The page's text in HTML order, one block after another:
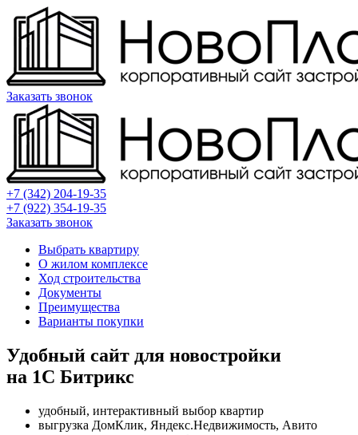
Заказать звонок
+7 (342) 204-19-35
+7 (922) 354-19-35
Заказать звонок
Выбрать квартиру
О жилом комплексе
Ход строительства
Документы
Преимущества
Варианты покупки
Удобный сайт для новостройки
на 1С Битрикс
удобный, интерактивный выбор квартир
выгрузка ДомКлик, Яндекс.Недвижимость, Авито